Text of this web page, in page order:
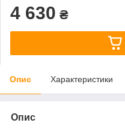
4 630 ₴
Опис Характеристики
Опис